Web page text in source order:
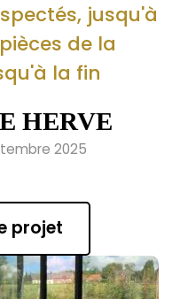
jusqu'à
de la
la fin
HERVE
2025
projet